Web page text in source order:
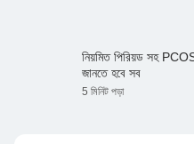
নিয়মিত পিরিয়ড সহ
জানতে হবে সব
5 মিনিট পড়া